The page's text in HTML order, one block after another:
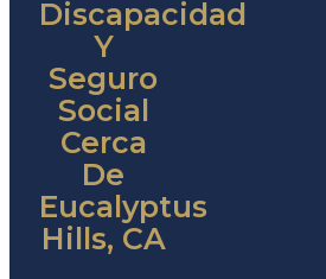
Discapacidad
Y
Seguro
Social
Cerca
De
Eucalyptus
Hills, CA